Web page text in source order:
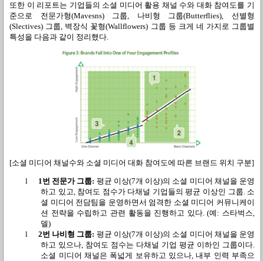
또한 이 리포트는 기업들의 소셜 미디어 활용 채널 수와 대화 참여도를 기
준으로 전문가형(Mavesns) 그룹, 나비형 그룹(Butterflies),선별형
(Slectives) 그룹, 벽장식 꽃형(Wallflowers) 그룹 등 크게 네 가지로 그룹별
특성을 다음과 같이 정리했다.
[소셜 미디어 채널수와 소셜 미디어 대화 참여도에 따른 브랜드 위치 구분]
l 1번 전문가 그룹: 평균 이상(7개 이상)의 소셜 미디어 채널을 운영
하고 있고, 참여도 점수가 다채널 기업들의 평균 이상인 그룹. 소
셜 미디어 전담팀을 운영하면서 엄격한 소셜 미디어 커뮤니케이
션 전략을 수립하고 관련 활동을 진행하고 있다. (예 : 스타벅스,
델)
l
2번 나비형 그룹: 평균 이상(7개 이상)의 소셜 미디어 채널을 운영
하고 있으나, 참여도 점수는 다채널 기업 평균 이하인 그룹이다.
소셜 미디어 채널은 폭넓게 보유하고 있으나,내부 인력 부족으